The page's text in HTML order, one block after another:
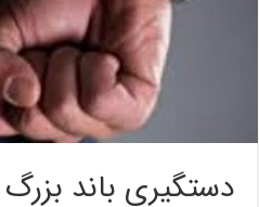
دستگیری باند